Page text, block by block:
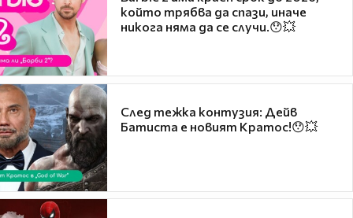
който трябва да спази, иначе
никога няма да се случи.😯💥
След тежка контузия: Дейв
Батиста е новият Кратос!😯💥